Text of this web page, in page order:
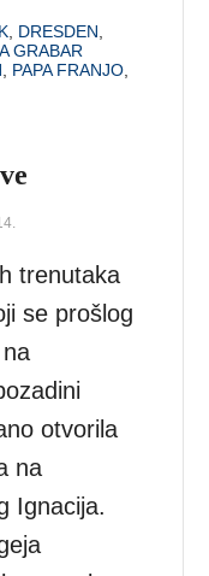
DRESDEN
GRABAR
PAPA FRANJO
trenutaka
se prošlog
otvorila
na
Ignacija.